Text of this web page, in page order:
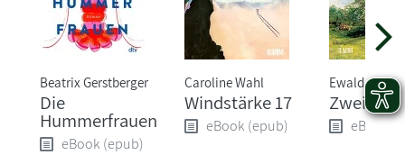
Beatrix Gerstberger
Die
Hummerfrauen
eBook (epub)
Caroline Wahl
Windstärke 17
eBook (epub)
Ewald Arenz
Zwei
eBook